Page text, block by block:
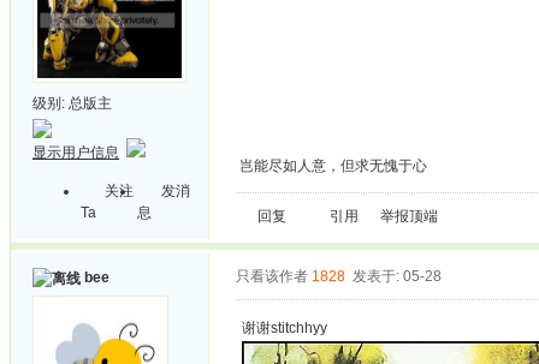
级别: 总版主
显示用户信息
关注
Ta
发消
息
岂能尽如人意，但求无愧于心
回复 引用 举报顶端
bee 只看该作者 1828 发表于: 05-28
谢谢stitchhyy